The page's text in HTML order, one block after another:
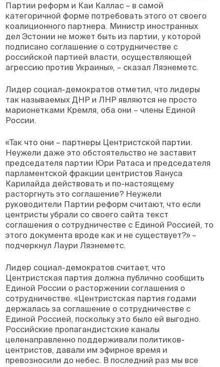
Партии реформ и Каи Каллас – в самой
категоричной форме потребовать этого от своего
коалиционного партнера. Министр иностранных
дел Эстонии не может быть из партии, у которой
подписано соглашение о сотрудничестве с
российской партией власти, осуществляющей
агрессию против Украины», – сказал Ляэнеметс.
Лидер социал-демократов отметил, что лидеры
так называемых ДНР и ЛНР являются не просто
марионетками Кремля, оба они – члены Единой
России.
«Так что они – партнеры Центристской партии.
Неужели даже это обстоятельство не заставит
председателя партии Юри Ратаса и председателя
парламентской фракции центристов Яануса
Карилайда действовать и по-настоящему
расторгнуть это соглашение? Неужели
руководители Партии реформ считают, что если
центристы убрали со своего сайта текст
соглашения о сотрудничестве с Единой Россией, то
этого документа вроде как и не существует?» –
подчеркнул Лаури Ляэнеметс.
Лидер социал-демократов считает, что
Центристская партия должна публично сообщить
Единой России о расторжении соглашения о
сотрудничестве. «Центристская партия годами
держалась за соглашение о сотрудничестве с
Единой Россией, поскольку это было ей выгодно.
Российские пропагандистские каналы
целенаправленно поддерживали политиков-
центристов, давали им эфирное время и
превозносили до небес. В последний раз мы все